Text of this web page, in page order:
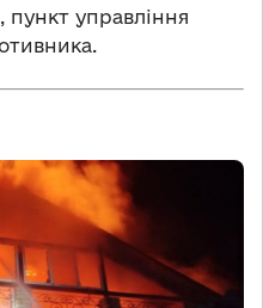
пункт управління